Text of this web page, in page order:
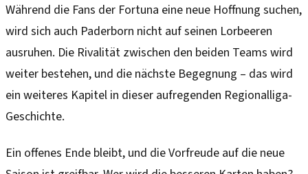
Während die Fans der Fortuna eine neue Hoffnung suchen,
wird sich auch Paderborn nicht auf seinen Lorbeeren
ausruhen. Die Rivalität zwischen den beiden Teams wird
weiter bestehen, und die nächste Begegnung – das wird
ein weiteres Kapitel in dieser aufregenden Regionalliga-
Geschichte.
Ein offenes Ende bleibt, und die Vorfreude auf die neue